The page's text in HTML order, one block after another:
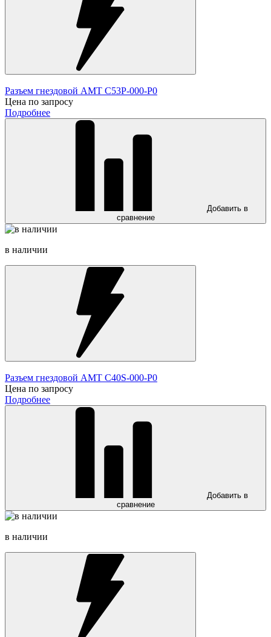
Разъем гнездовой AMT C53P-000-P0
Цена по запросу
Подробнее
Добавить в
сравнение
в наличии
Разъем гнездовой AMT C40S-000-P0
Цена по запросу
Подробнее
Добавить в
сравнение
в наличии